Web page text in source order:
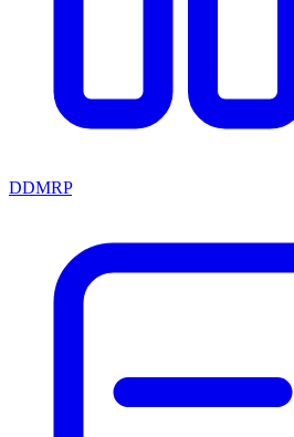
DDMRP